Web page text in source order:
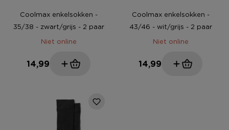
Coolmax enkelsokken -
35/38 - zwart/grijs - 2 paar
Niet online
14,99
Coolmax enkelsokken -
43/46 - wit/grijs - 2 paar
Niet online
14,99